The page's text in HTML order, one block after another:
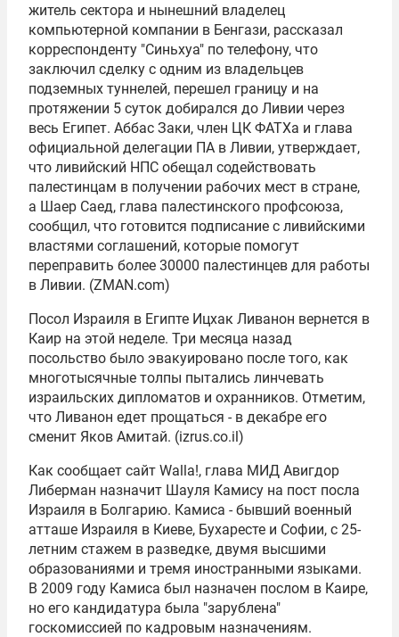
житель сектора и нынешний владелец
компьютерной компании в Бенгази, рассказал
корреспонденту "Синьхуа" по телефону, что
заключил сделку с одним из владельцев
подземных туннелей, перешел границу и на
протяжении 5 суток добирался до Ливии через
весь Египет. Аббас Заки, член ЦК ФАТХа и глава
официальной делегации ПА в Ливии, утверждает,
что ливийский НПС обещал содействовать
палестинцам в получении рабочих мест в стране,
а Шаер Саед, глава палестинского профсоюза,
сообщил, что готовится подписание с ливийскими
властями соглашений, которые помогут
переправить более 30000 палестинцев для работы
в Ливии. (ZMAN.com)
Посол Израиля в Египте Ицхак Ливанон вернется в
Каир на этой неделе. Три месяца назад
посольство было эвакуировано после того, как
многотысячные толпы пытались линчевать
израильских дипломатов и охранников. Отметим,
что Ливанон едет прощаться - в декабре его
сменит Яков Амитай. (izrus.co.il)
Как сообщает сайт Walla!, глава МИД Авигдор
Либерман назначит Шауля Камису на пост посла
Израиля в Болгарию. Камиса - бывший военный
атташе Израиля в Киеве, Бухаресте и Софии, с 25-
летним стажем в разведке, двумя высшими
образованиями и тремя иностранными языками.
В 2009 году Камиса был назначен послом в Каире,
но его кандидатура была "зарублена"
госкомиссией по кадровым назначениям.